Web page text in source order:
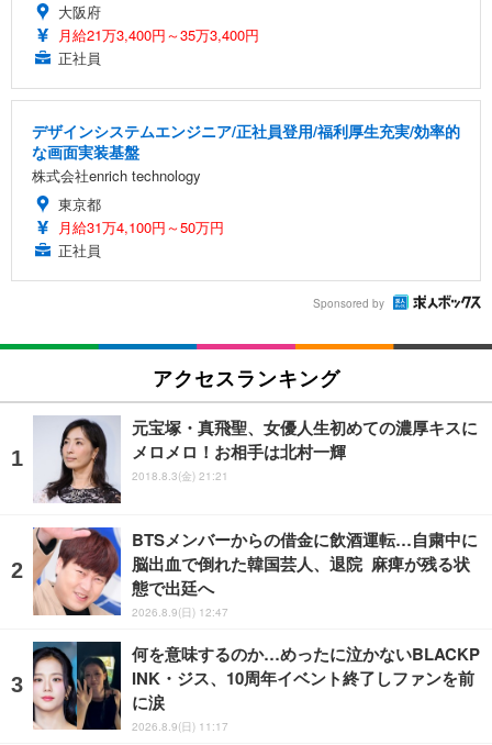
大阪府
月給21万3,400円～35万3,400円
正社員
デザインシステムエンジニア/正社員登用/福利厚生充実/効率的
な画面実装基盤
株式会社enrich technology
東京都
月給31万4,100円～50万円
正社員
Sponsored by
アクセスランキング
元宝塚・真飛聖、女優人生初めての濃厚キスに
メロメロ！お相手は北村一輝
2018.8.3(金) 21:21
BTSメンバーからの借金に飲酒運転…自粛中に
脳出血で倒れた韓国芸人、退院 麻痺が残る状
態で出廷へ
2026.8.9(日) 12:47
何を意味するのか…めったに泣かないBLACKP
INK・ジス、10周年イベント終了しファンを前
に涙
2026.8.9(日) 11:17